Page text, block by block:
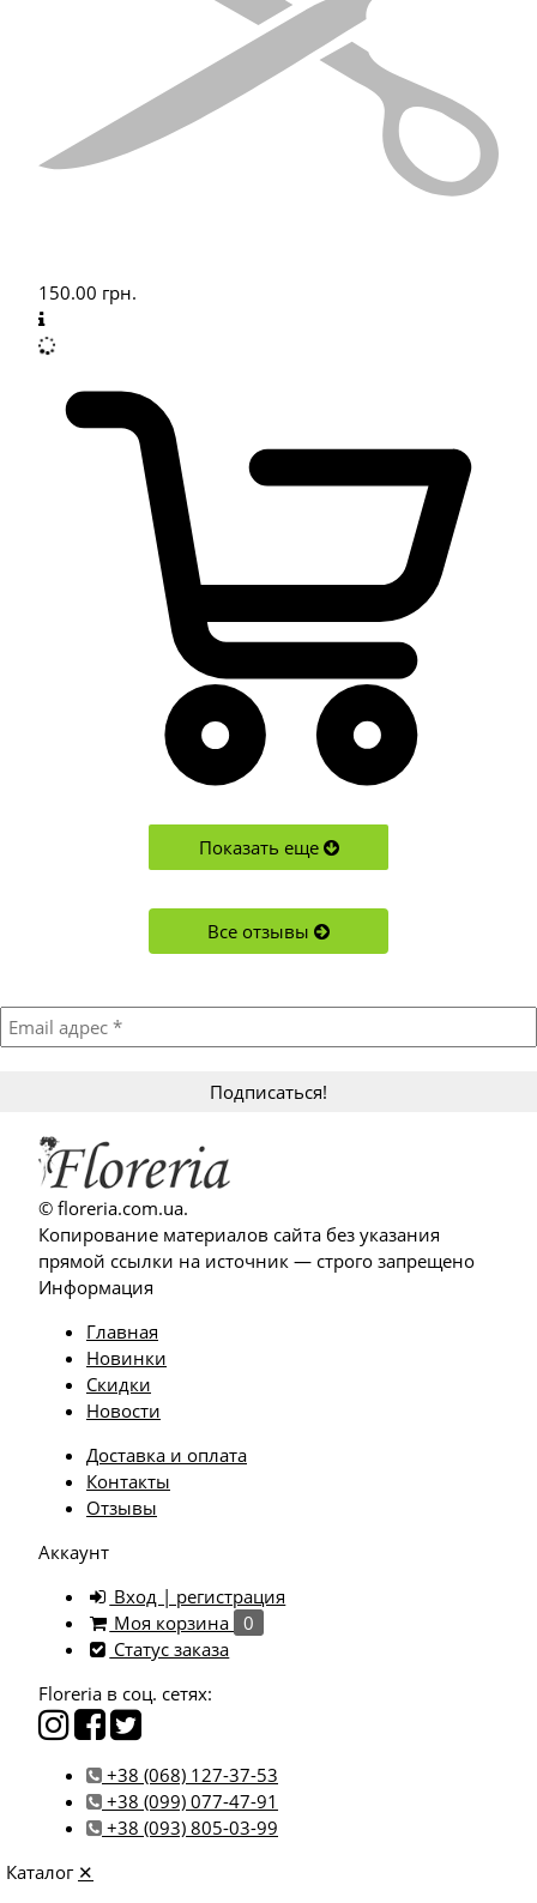
150.00 грн.
Показать еще
Все отзывы
© floreria.com.ua.
Копирование материалов сайта без указания
прямой ссылки на источник — строго запрещено
Информация
Главная
Новинки
Скидки
Новости
Доставка и оплата
Контакты
Отзывы
Аккаунт
Вход | регистрация
Моя корзина
0
Статус заказа
Floreria в соц. сетях:
+38 (068) 127-37-53
+38 (099) 077-47-91
+38 (093) 805-03-99
Каталог ✕